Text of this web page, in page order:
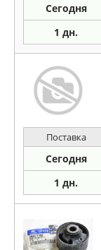
Сегодня
1 дн.
Поставка
Сегодня
1 дн.